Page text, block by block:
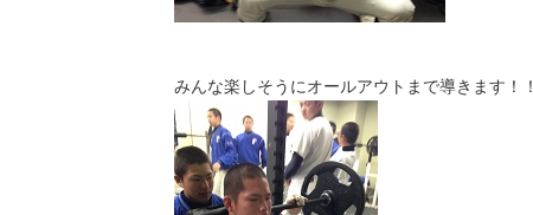
みんな楽しそうにオールアウトまで導きます！！